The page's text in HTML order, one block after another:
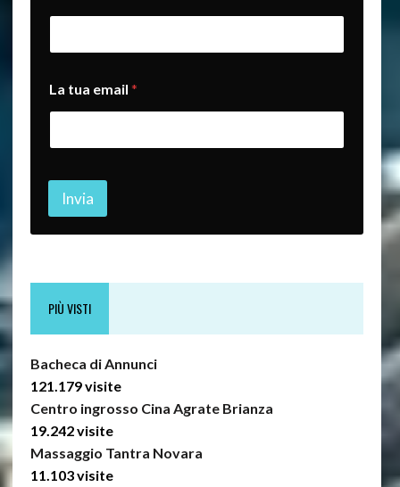
o
m
i
l
e
a
l
La tua email *
Invia
PIÙ VISTI
Bacheca di Annunci
121.179 visite
Centro ingrosso Cina Agrate Brianza
19.242 visite
Massaggio Tantra Novara
11.103 visite